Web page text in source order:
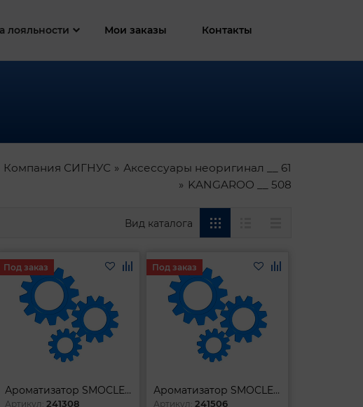
лояльности Мои заказы Контакты
Компания СИГНУС
Аксессуары неоригинал __ 61
KANGAROO __ 508
Вид каталога
Ароматизатор SMOCLEAN APPLE
Артикул:241308
Под заказ
Ароматизатор SMOCLEAN CHERRY
Артикул:241506
Под заказ